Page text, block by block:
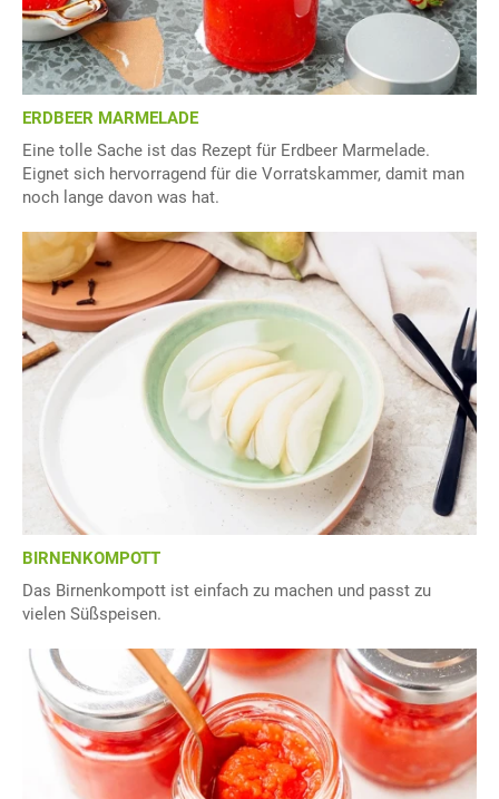
ERDBEER MARMELADE
Eine tolle Sache ist das Rezept für Erdbeer Marmelade.
Eignet sich hervorragend für die Vorratskammer, damit man
noch lange davon was hat.
BIRNENKOMPOTT
Das Birnenkompott ist einfach zu machen und passt zu
vielen Süßspeisen.